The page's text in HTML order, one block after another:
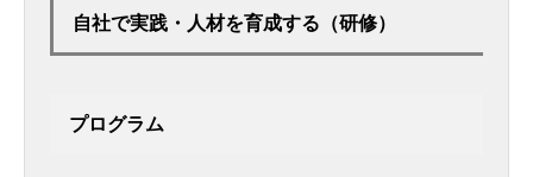
自社で実践・人材を育成する（研修）
プログラム